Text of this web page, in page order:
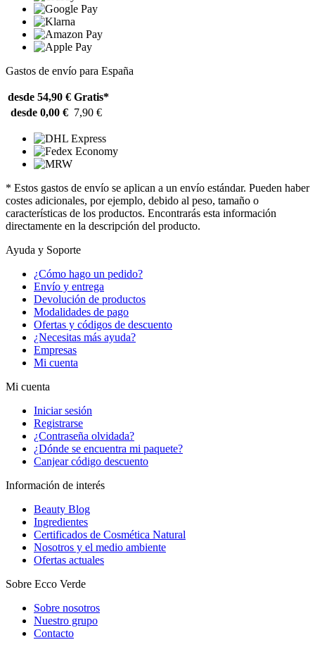
Gastos de envío para España
desde 54,90 € Gratis*
desde 0,00 € 7,90 €
* Estos gastos de envío se aplican a un envío estándar. Pueden haber
costes adicionales, por ejemplo, debido al peso, tamaño o
características de los productos. Encontrarás esta información
directamente en la descripción del producto.
Ayuda y Soporte
¿Cómo hago un pedido?
Envío y entrega
Devolución de productos
Modalidades de pago
Ofertas y códigos de descuento
¿Necesitas más ayuda?
Empresas
Mi cuenta
Mi cuenta
Iniciar sesión
Registrarse
¿Contraseña olvidada?
¿Dónde se encuentra mi paquete?
Canjear código descuento
Información de interés
Beauty Blog
Ingredientes
Certificados de Cosmética Natural
Nosotros y el medio ambiente
Ofertas actuales
Sobre Ecco Verde
Sobre nosotros
Nuestro grupo
Contacto